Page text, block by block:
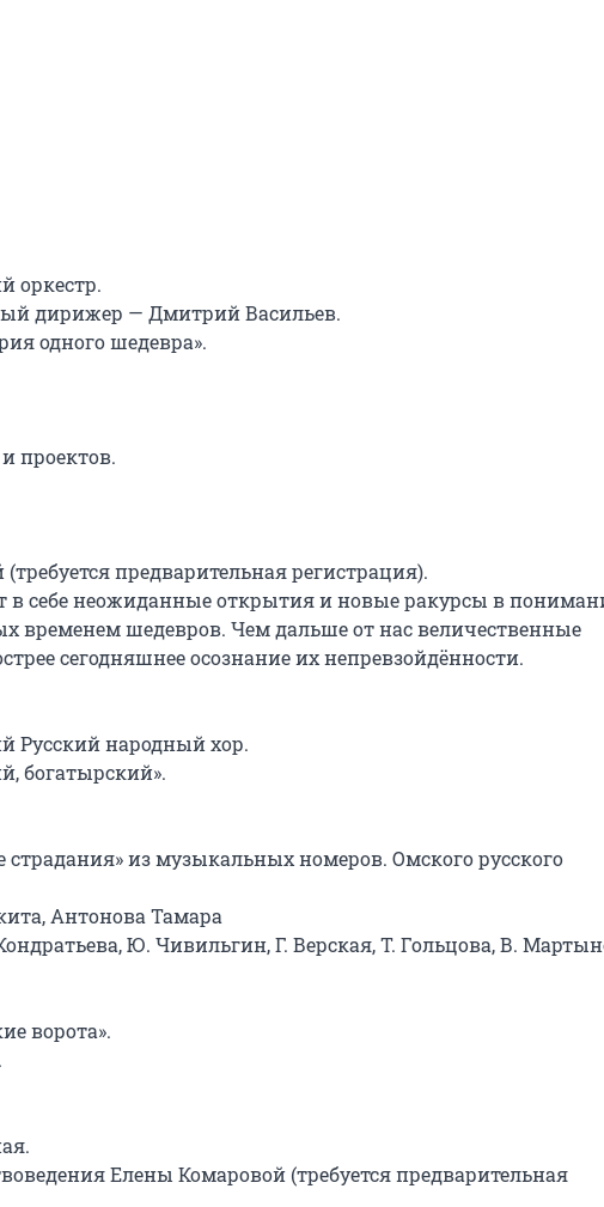
оркестр.
дирижер — Дмитрий Васильев.
одного шедевра».
проектов.
предварительная регистрация).
в себе неожиданные открытия и новые ракурсы в
временем шедевров. Чем дальше от нас величественные
сегодняшнее осознание их непревзойдённости.
Русский народный хор.
богатырский».
из музыкальных номеров. Омского русского
Антонова Тамара
Ю. Чивильгин, Г. Верская, Т. Гольцова, В.
ворота».
Елены Комаровой (требуется предварительная